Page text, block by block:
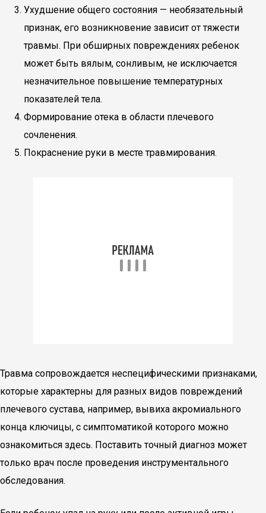
Ухудшение общего состояния — необязательный
признак, его возникновение зависит от тяжести
травмы. При обширных повреждениях ребенок
может быть вялым, сонливым, не исключается
незначительное повышение температурных
показателей тела.
Формирование отека в области плечевого
сочленения.
Покраснение руки в месте травмирования.
Травма сопровождается неспецифическими признаками,
которые характерны для разных видов повреждений
плечевого сустава, например, вывиха акромиального
конца ключицы, с симптоматикой которого можно
ознакомиться здесь. Поставить точный диагноз может
только врач после проведения инструментального
обследования.